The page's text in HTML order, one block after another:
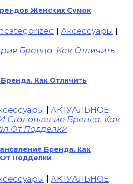
Женских Сумок
| Аксессуары |
Бренда. Как Отличить
| АКТУАЛЬНОЕ
Бренда. Как
Подделки
| АКТУАЛЬНОЕ